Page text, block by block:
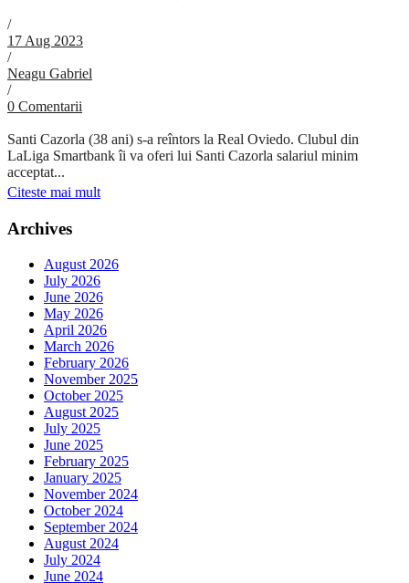
/
17 Aug 2023
/
Neagu Gabriel
/
0 Comentarii
Santi Cazorla (38 ani) s-a reîntors la Real Oviedo. Clubul din
LaLiga Smartbank îi va oferi lui Santi Cazorla salariul minim
acceptat...
Citeste mai mult
Archives
August 2026
July 2026
June 2026
May 2026
April 2026
March 2026
February 2026
November 2025
October 2025
August 2025
July 2025
June 2025
February 2025
January 2025
November 2024
October 2024
September 2024
August 2024
July 2024
June 2024